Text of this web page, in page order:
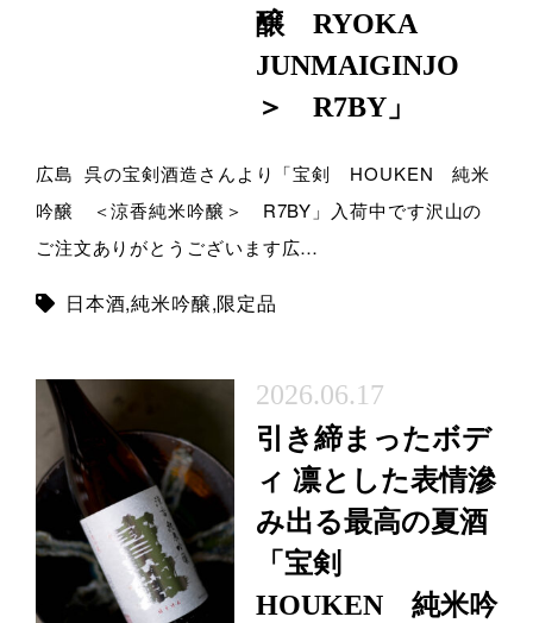
醸 RYOKA
JUNMAIGINJO
＞ R7BY」
広島 呉の宝剣酒造さんより「宝剣 HOUKEN 純米
吟醸 ＜涼香純米吟醸＞ R7BY」入荷中です沢山の
ご注文ありがとうございます広…
日本酒,純米吟醸,限定品
2026.06.17
引き締まったボデ
ィ 凛とした表情滲
み出る最高の夏酒
「宝剣
HOUKEN 純米吟